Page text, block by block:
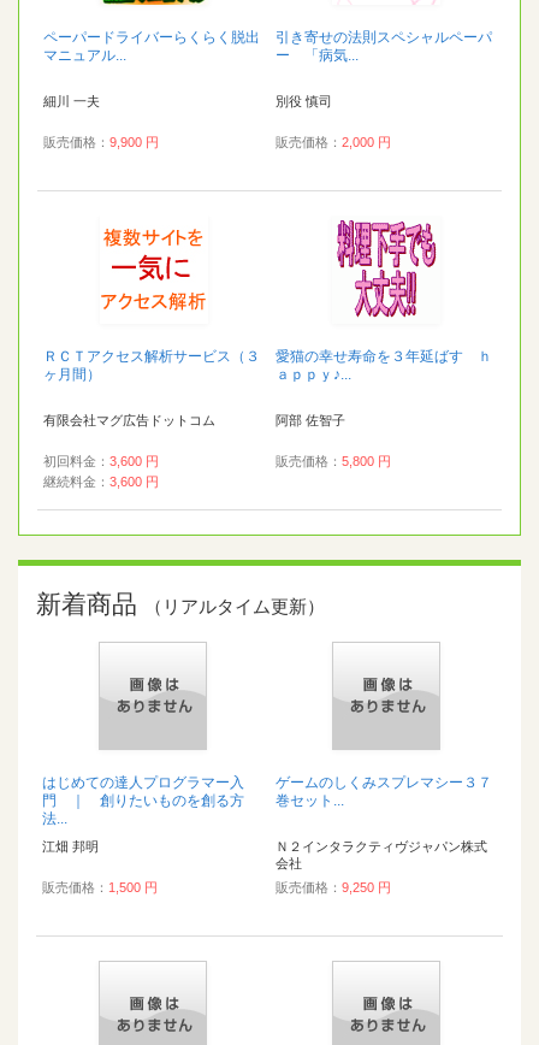
ペーパードライバーらくらく脱出
マニュアル...
細川 一夫
販売価格： 9,900 円
引き寄せの法則スペシャルペーパ
ー 「病気...
別役 慎司
販売価格： 2,000 円
ＲＣＴアクセス解析サービス（３
ヶ月間）
有限会社マグ広告ドットコム
初回料金： 3,600 円
継続料金： 3,600 円
愛猫の幸せ寿命を３年延ばす ｈ
ａｐｐｙ♪...
阿部 佐智子
販売価格： 5,800 円
新着商品 （リアルタイム更新）
はじめての達人プログラマー入
門 ｜ 創りたいものを創る方
法...
江畑 邦明
販売価格： 1,500 円
ゲームのしくみスプレマシー３７
巻セット...
Ｎ２インタラクティヴジャパン株式
会社
販売価格： 9,250 円